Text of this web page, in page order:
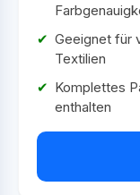
Geeignet für
Textilien
Komplettes
enthalten